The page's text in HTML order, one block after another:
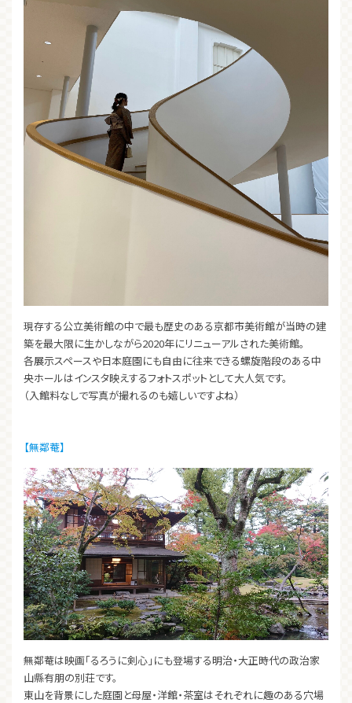
現存する公立美術館の中で最も歴史のある京都市美術館が当時の建
築を最大限に生かしながら2020年にリニューアルされた美術館。
各展示スペースや日本庭園にも自由に往来できる螺旋階段のある中
央ホールはインスタ映えするフォトスポットとして大人気です。
（入館料なしで写真が撮れるのも嬉しいですよね）
【無鄰菴】
無鄰菴は映画「るろうに剣心」にも登場する明治・大正時代の政治家
山縣有朋の別荘です。
東山を背景にした庭園と母屋・洋館・茶室はそれぞれに趣のある穴場